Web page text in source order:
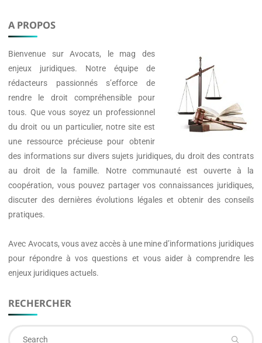
A PROPOS
Bienvenue surAvocats, le mag des
enjeux juridiques. Notre équipe de
rédacteurs passionnés s’efforce de
rendre le droit compréhensible pour
tous. Que vous soyez un professionnel
du droit ou un particulier, notre site est
une ressource précieuse pour obtenir
des informations sur divers sujets juridiques, du droit des contrats
au droit de la famille. Notre communauté est ouverte à la
coopération, vous pouvez partager vos connaissances juridiques,
discuter des dernières évolutions légales et obtenir des conseils
pratiques.
Avec Avocats, vous avez accès à une mine d’informations juridiques
pour répondre à vos questions et vous aider à comprendre les
enjeux juridiques actuels.
RECHERCHER